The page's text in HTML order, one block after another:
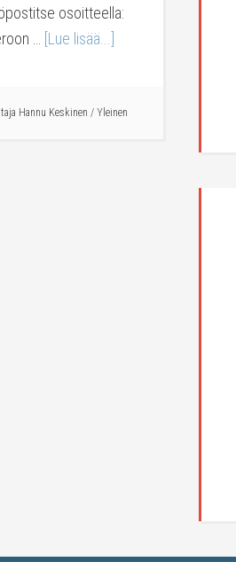
osoitteella:
… [Lue lisää...]
Hannu Keskinen / Yleinen